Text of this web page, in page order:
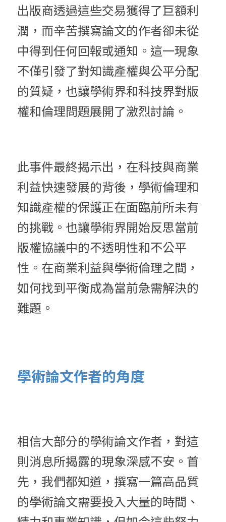
出版商透過這些交易獲得了巨額利
潤，而辛苦撰寫論文的作者卻未從
中得到任何回報或通知。這一現象
不僅引發了對知識產權與公平分配
的質疑，也讓學術界和科技界對版
權和倫理問題展開了激烈討論。
此事件最終揭示出，在科技與商業
利益快速發展的背後，學術倫理和
知識產權的保護正在面臨前所未有
的挑戰。也讓學術界開始反思當前
版權協議中的不透明性和不公平
性。在商業利益與學術倫理之間，
如何找到平衡成為當前急需解決的
難題。
學術論文作者的角度
相信大部分的學術論文作者，對這
則消息所揭露的現象深感不安。首
先，我們都知道，撰寫一篇高品質
的學術論文需要投入大量的時間、